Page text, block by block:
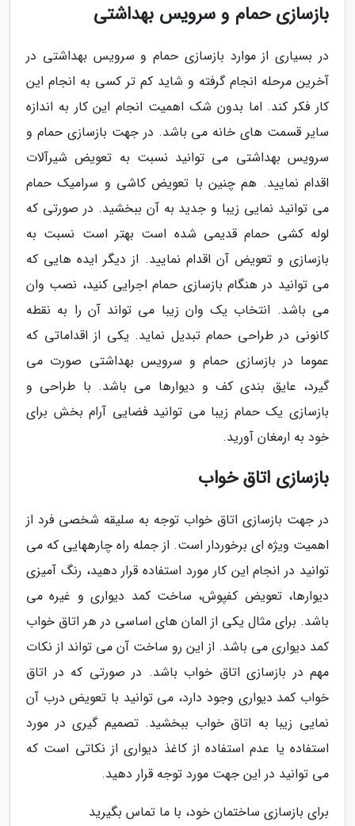
بازسازی حمام و سرویس بهداشتی
در بسیاری از موارد بازسازی حمام و سرویس بهداشتی در
آخرین مرحله انجام گرفته و شاید کم تر کسی به انجام این
کار فکر کند. اما بدون شک اهمیت انجام این کار به اندازه
سایر قسمت های خانه می باشد. در جهت بازسازی حمام و
سرویس بهداشتی می توانید نسبت به تعویض شیرآلات
اقدام نمایید. هم چنین با تعویض کاشی و سرامیک حمام
می توانید نمایی زیبا و جدید به آن ببخشید. در صورتی که
لوله کشی حمام قدیمی شده است بهتر است نسبت به
بازسازی و تعویض آن اقدام نمایید. از دیگر ایده هایی که
می توانید در هنگام بازسازی حمام اجرایی کنید، نصب وان
می باشد. انتخاب یک وان زیبا می تواند آن را به نقطه
کانونی در طراحی حمام تبدیل نماید. یکی از اقداماتی که
عموما در بازسازی حمام و سرویس بهداشتی صورت می
گیرد، عایق بندی کف و دیوارها می باشد. با طراحی و
بازسازی یک حمام زیبا می توانید فضایی آرام بخش برای
خود به ارمغان آورید.
بازسازی اتاق خواب
در جهت بازسازی اتاق خواب توجه به سلیقه شخصی فرد از
اهمیت ویژه ای برخوردار است. از جمله راه چارههایی که می
توانید در انجام این کار مورد استفاده قرار دهید، رنگ آمیزی
دیوارها، تعویض کفپوش، ساخت کمد دیواری و غیره می
باشد. برای مثال یکی از المان های اساسی در هر اتاق خواب
کمد دیواری می باشد. از این رو ساخت آن می تواند از نکات
مهم در بازسازی اتاق خواب باشد. در صورتی که در اتاق
خواب کمد دیواری وجود دارد، می توانید با تعویض درب آن
نمایی زیبا به اتاق خواب ببخشید. تصمیم گیری در مورد
استفاده یا عدم استفاده از کاغذ دیواری از نکاتی است که
می توانید در این جهت مورد توجه قرار دهید.
برای بازسازی ساختمان خود، با ما تماس بگیرید